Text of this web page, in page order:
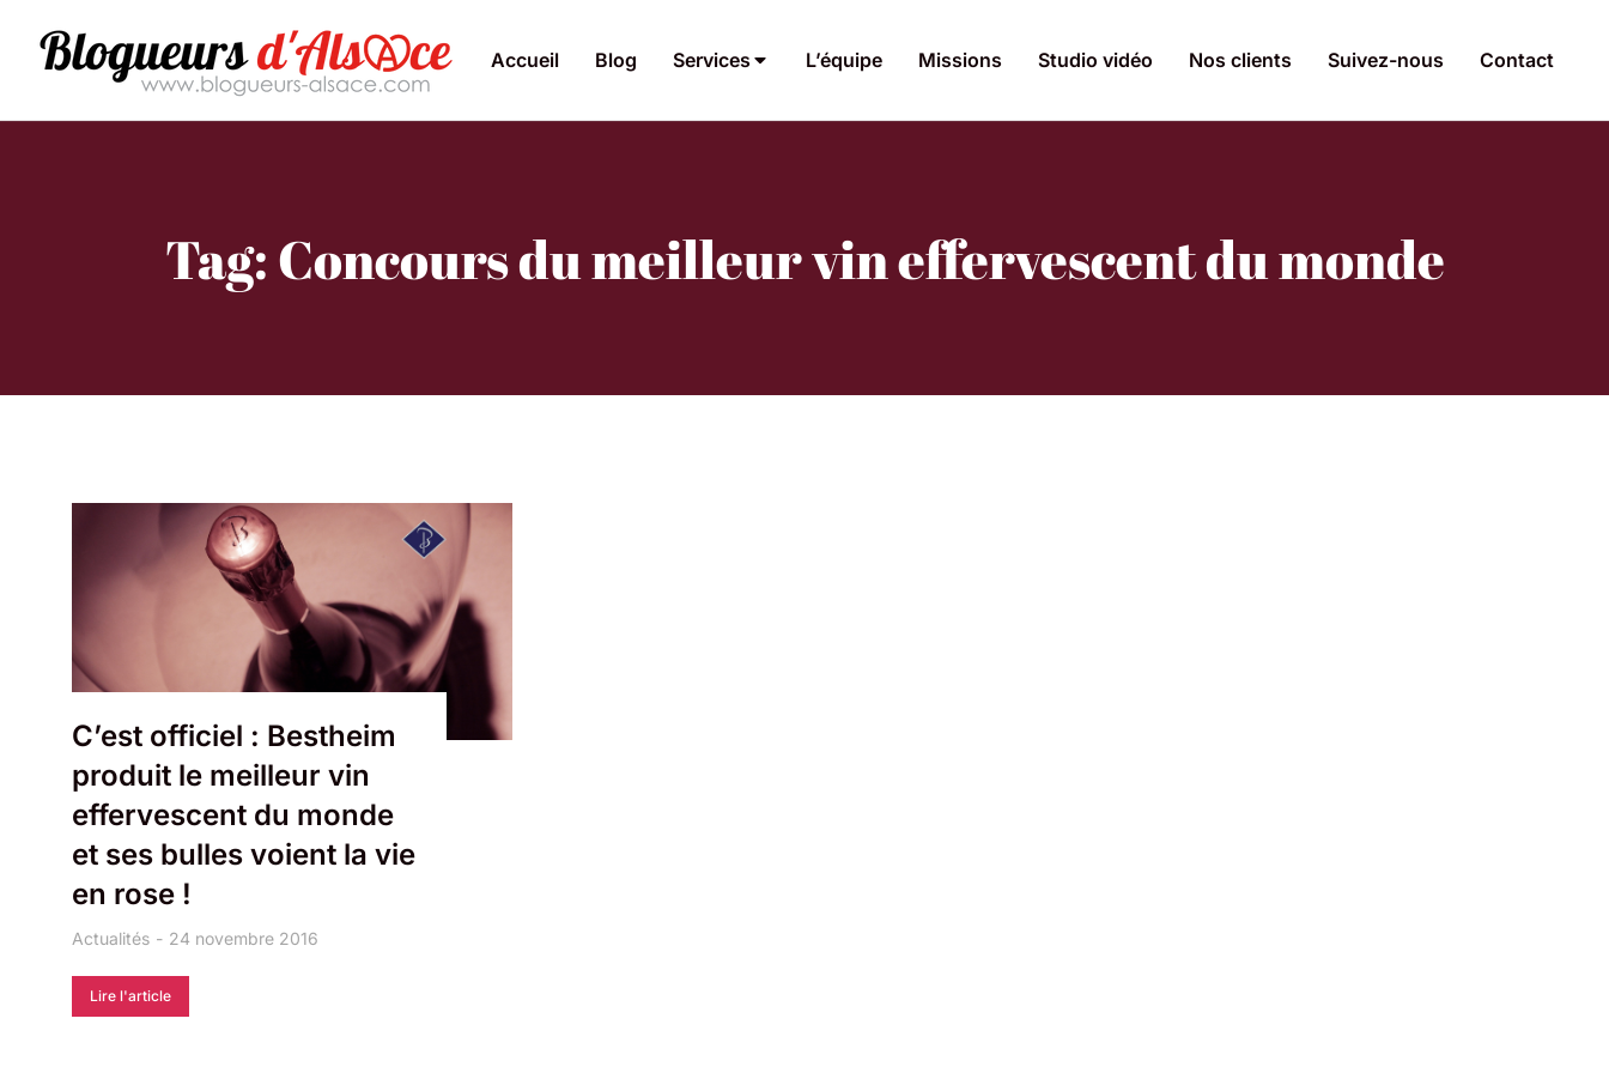
Accueil Blog Services L’équipe Missions Studio vidéo Nos clients Suivez-nous Contact
Tag: Concours du meilleur vin effervescent du monde
C’est officiel : Bestheim
produit le meilleur vin
effervescent du monde
et ses bulles voient la vie
en rose !
Actualités 24 novembre 2016
Lire l'article